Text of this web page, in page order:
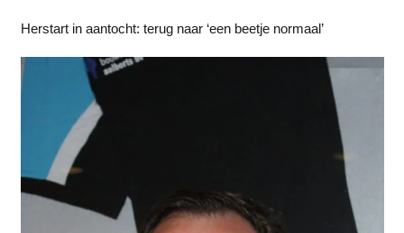
Herstart in aantocht: terug naar ‘een beetje normaal’